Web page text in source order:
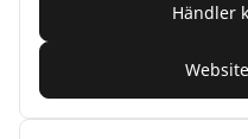
Händler